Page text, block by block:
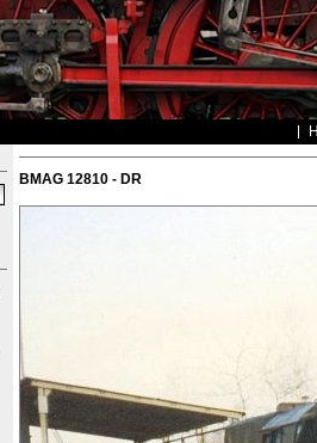
BMAG 12810 - DR